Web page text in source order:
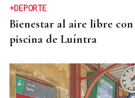
+DEPORTE
Bienestar al aire libre
piscina de Luíntra